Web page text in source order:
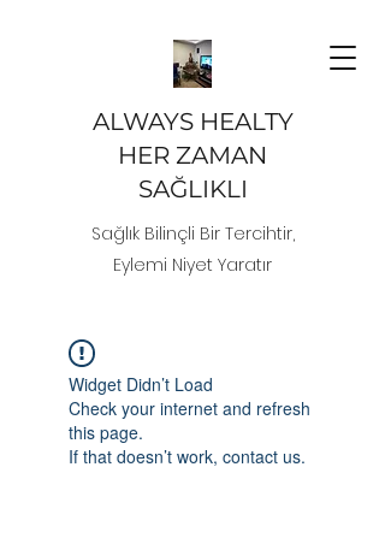
ALWAYS HEALTY
HER ZAMAN
SAĞLIKLI
Sağlık Bilinçli Bir Tercihtir,
Eylemi Niyet Yaratır
Widget Didn’t Load
Check your internet and refresh
this page.
If that doesn’t work, contact us.